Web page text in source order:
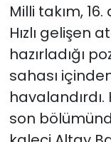
Milli takım,
Hızlı gelişen
hazırladığı
sahası
havalandırdı.
son